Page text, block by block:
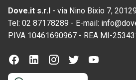
Dove.it s.r.l - via Nino Bixio 7,
Tel: 02 87178289 - E-mail:
P.IVA 10461690967 - REA MI-